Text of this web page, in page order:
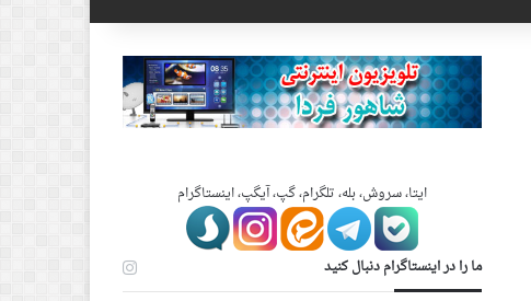
ایتا، سروش، بله، تلگرام، گپ، آیگپ، اینستاگرام
ما را در اینستاگرام دنبال کنید